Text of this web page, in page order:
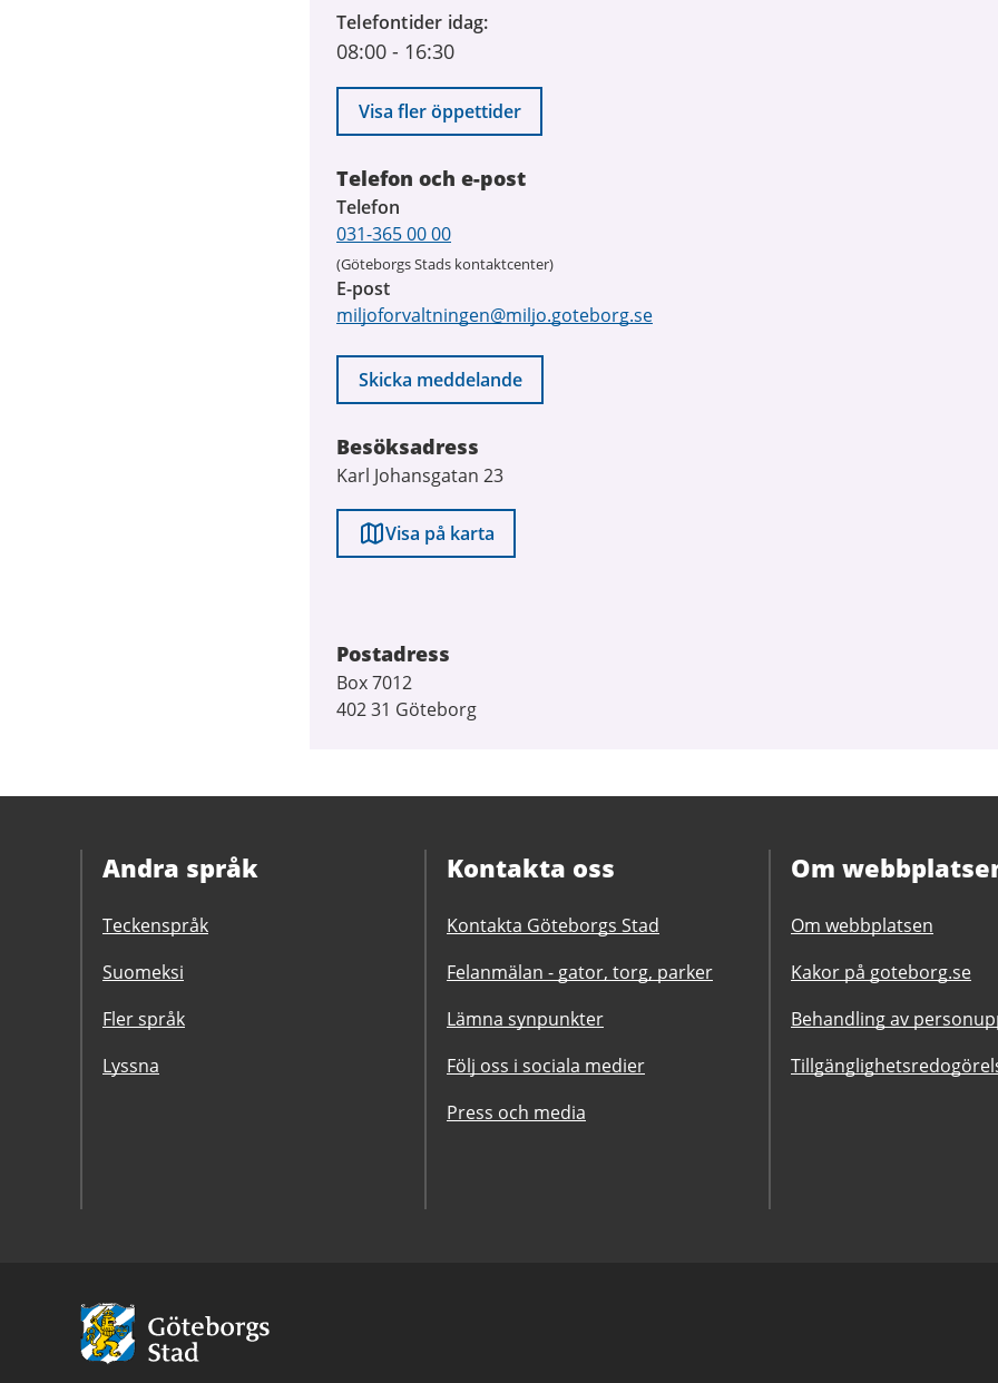
Telefontider idag
08:00 - 16:30
Visa fler öppettider
Telefon och e-post
Telefon
031-365 00 00
(Göteborgs Stads kontaktcenter)
E-post
miljoforvaltningen@miljo.goteborg.se
Skicka meddelande
Besöksadress
Karl Johansgatan 23
Visa på karta
Postadress
Box 7012
402 31 Göteborg
Andra språk
Teckenspråk
Suomeksi
Fler språk
Lyssna
Kontakta oss
Kontakta Göteborgs Stad
Felanmälan - gator, torg, parker
Lämna synpunkter
Följ oss i sociala medier
Press och media
Om
Om webbplatsen
Kakor på goteborg.se
Behandling av
Avsändare:
Göteborgs
Stad